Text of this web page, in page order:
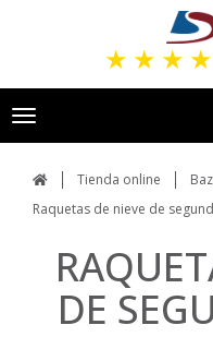
★ ★ ★ ★
Toggle
navigation
Tienda online
Raquetas de nieve de
DE